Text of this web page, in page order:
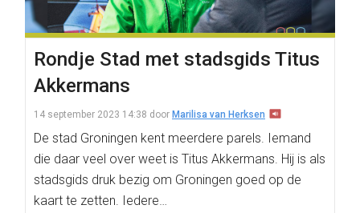
Rondje Stad met stadsgids Titus
Akkermans
14 september 2023 14:38 door Marilisa van Herksen
De stad Groningen kent meerdere parels. Iemand
die daar veel over weet is Titus Akkermans. Hij is als
stadsgids druk bezig om Groningen goed op de
kaart te zetten. Iedere…